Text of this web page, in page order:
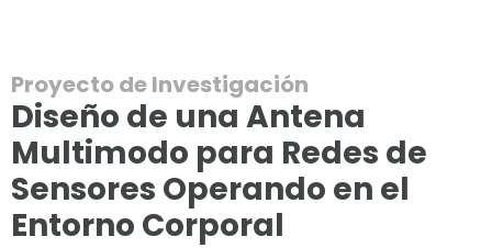
Proyecto de Investigación
Diseño de una Antena
Multimodo para Redes de
Sensores Operando en el
Entorno Corporal